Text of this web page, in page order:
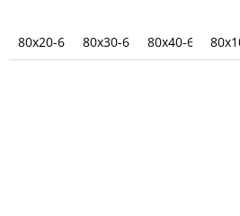
80x20-6 80x30-6 80x40-6